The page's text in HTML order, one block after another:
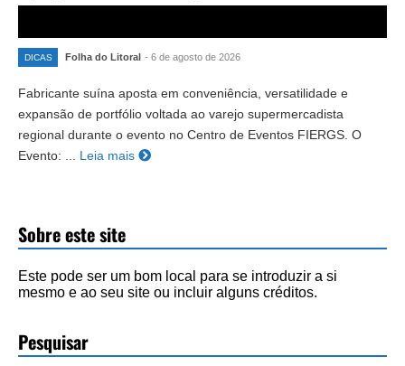
DICAS Folha do Litoral - 6 de agosto de 2026
Fabricante suína aposta em conveniência, versatilidade e
expansão de portfólio voltada ao varejo supermercadista
regional durante o evento no Centro de Eventos FIERGS. O
Evento: ... Leia mais
Sobre este site
Este pode ser um bom local para se introduzir a si
mesmo e ao seu site ou incluir alguns créditos.
Pesquisar